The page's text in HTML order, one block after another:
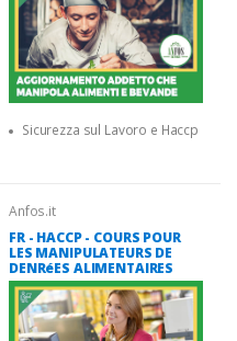
Sicurezza sul Lavoro e Haccp
Anfos.it
FR - HACCP - COURS POUR
LES MANIPULATEURS DE
DENRéES ALIMENTAIRES